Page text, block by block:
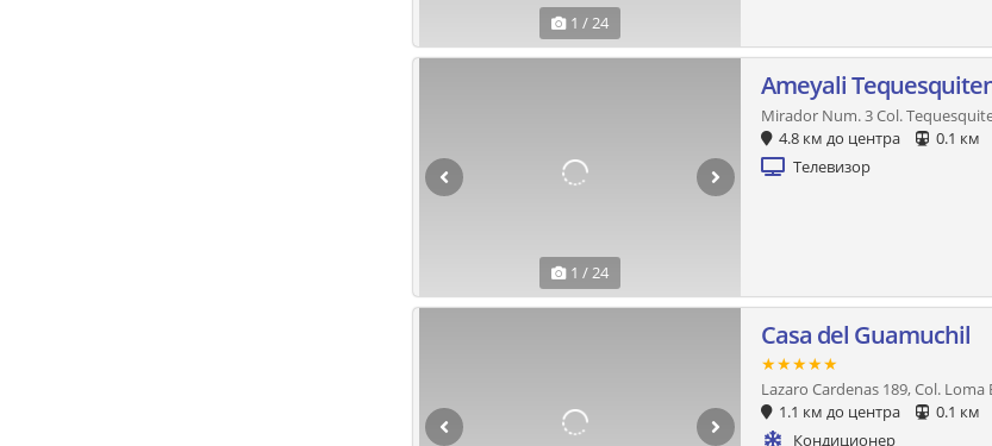
1 / 24
1 / 24
Ameyali
Mirador Num. 3 Col.
4.8 км до центра
0.1 км
Телевизор
Casa del Guamuchil
★★★★★
Lazaro Cardenas 189, Col. Loma
1.1 км до центра
0.1 км
Кондиционер